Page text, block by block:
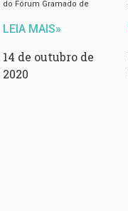
do Fórum Gramado de
LEIA MAIS»
14 de outubro de
2020